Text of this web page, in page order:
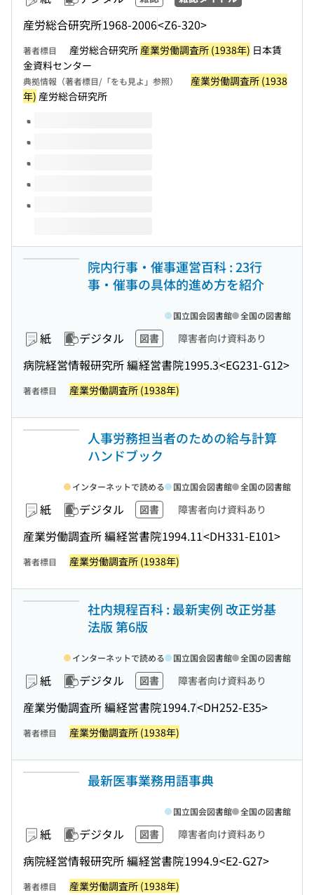
産労総合研究所1968-2006<Z6-320>
著者標目 産労総合研究所産業労働調査所 (1938年) 日本賃
金資料センター
典拠情報（著者標目/「をも見よ」参照）
産業労働調査所 (1938
年) 産労総合研究所
このタイトルの巻号
院内行事・催事運営百科 : 23行
事・催事の具体的進め方を紹介
紙 デジタル 図書 障害者向け資料あり
病院経営情報研究所 編経営書院1995.3<EG231-G12>
国立国会図書館 全国の図書館
著者標目 産業労働調査所 (1938年)
人事労務担当者のための給与計算
ハンドブック
紙 デジタル 図書 障害者向け資料あり
産業労働調査所 編経営書院1994.11<DH331-E101>
インターネットで読める 国立国会図書館 全国の図書館
著者標目 産業労働調査所 (1938年)
社内規程百科 : 最新実例 改正労基
法版 第6版
紙 デジタル 図書 障害者向け資料あり
産業労働調査所 編経営書院1994.7<DH252-E35>
インターネットで読める 国立国会図書館 全国の図書館
著者標目 産業労働調査所 (1938年)
最新医事業務用語事典
紙 デジタル 図書 障害者向け資料あり
病院経営情報研究所 編経営書院1994.9<E2-G27>
国立国会図書館 全国の図書館
著者標目 産業労働調査所 (1938年)